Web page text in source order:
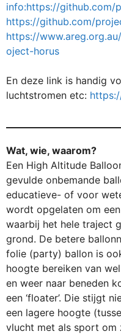
info:https://github.com/
https://github.com/
https://
oject-horus
En deze link is handig
luchtstromen etc:
Wat, wie, waarom?
Een High Altitude
gevulde onbemande
educatieve- of voor
wordt opgelaten om
waarbij het hele traject
grond. De betere
folie (party) ballon is
hoogte bereiken van
en weer naar beneden
een ‘floater’. Die stijgt
een lagere hoogte
vlucht met als sport om